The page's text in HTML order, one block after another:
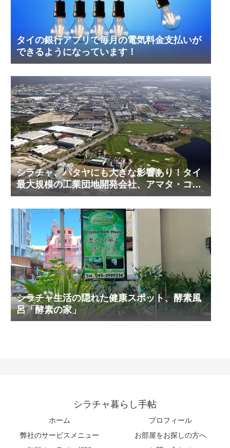
タイの銀行アプリで毎月の電気料金支払いが
できるようになっています！
シラチャ、パタヤにも大きな影響あり！タイ
最大規模の工業団地開発会社、アマタ・コー
ポレーションの工業団地の今！その２
シラチャ生活の隠れた健康スポット、酵素風
呂「酵素の家」
シラチャ暮らし手帖
ホーム
プロフィール
弊社のサービスメニュー
お部屋をお探しの方へ